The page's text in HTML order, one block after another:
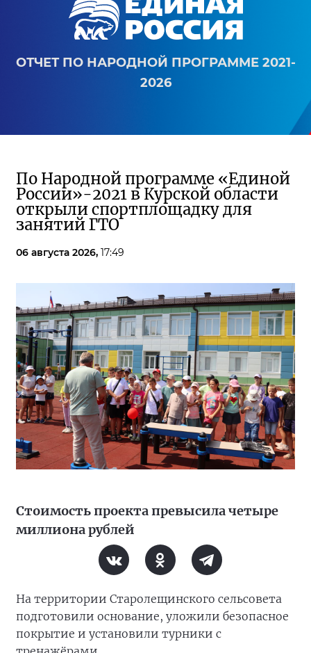
ОТЧЕТ ПО НАРОДНОЙ ПРОГРАММЕ 2021-
2026
По Народной программе «Единой
России»-2021 в Курской области
открыли спортплощадку для
занятий ГТО
06 августа 2026, 17:49
Стоимость проекта превысила четыре
миллиона рублей
На территории Старолещинского сельсовета
подготовили основание, уложили безопасное
покрытие и установили турники с